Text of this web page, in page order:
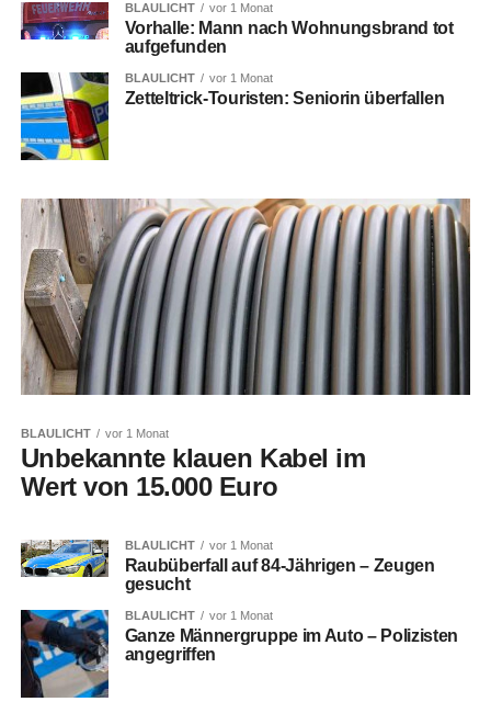
BLAULICHT vor 1 Monat
Vorhalle: Mann nach Wohnungsbrand tot
aufgefunden
BLAULICHT vor 1 Monat
Zetteltrick-Touristen: Seniorin überfallen
BLAULICHT vor 1 Monat
Unbekannte klauen Kabel im
Wert von 15.000 Euro
BLAULICHT vor 1 Monat
Raubüberfall auf 84-Jährigen – Zeugen
gesucht
BLAULICHT vor 1 Monat
Ganze Männergruppe im Auto – Polizisten
angegriffen